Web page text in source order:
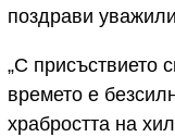
поздрави
„С присъствието
времето е
храбростта на